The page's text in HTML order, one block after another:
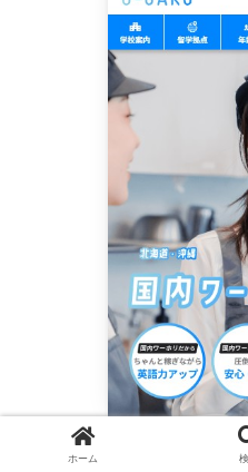
＼ 海外に行く前に国
ホーム